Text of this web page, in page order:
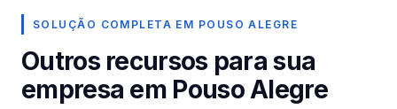
SOLUÇÃO COMPLETA EM POUSO ALEGRE
Outros recursos para sua
empresa em Pouso Alegre